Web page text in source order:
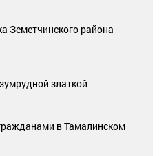
Земетчинского района
златкой
в Тамалинском